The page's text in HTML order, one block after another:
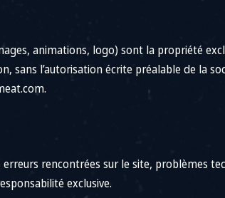
animations, logo) sont la propriété
l’autorisation écrite préalable de la
rencontrées sur le site, problèmes
exclusive.